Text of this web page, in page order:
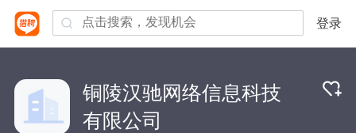
登录
铜陵汉驰网络信息科技
有限公司